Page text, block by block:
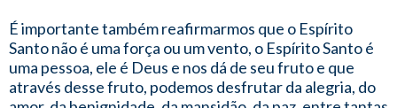
É importante também reafirmarmos que o Espírito
Santo não é uma força ou um vento, o Espírito Santo é
uma pessoa, ele é Deus e nos dá de seu fruto e que
através desse fruto, podemos desfrutar da alegria, do